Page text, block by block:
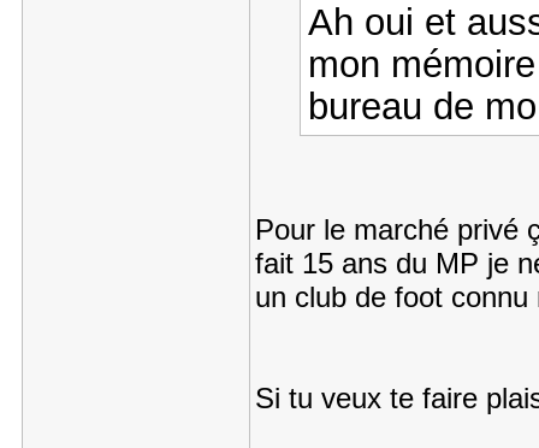
Ah oui et
mon
bureau de
Pour le marché privé
fait 15 ans du MP je
un club de foot
Si tu veux te faire